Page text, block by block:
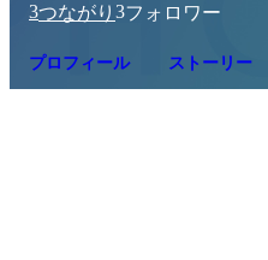
3つながり 3フォロワー
プロフィール ストーリー